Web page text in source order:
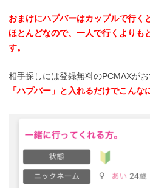
おまけにハプバーはカップルで行く
ほとんどなので、一人で行くよりも
す。
相手探しには登録無料のPCMAXがお
「ハプバー」と入れるだけでこんな